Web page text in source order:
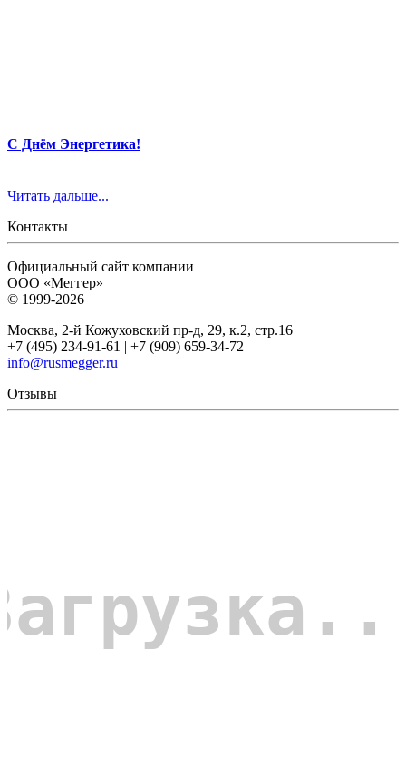
С Днём Энергетика!
Читать дальше...
Контакты
Официальный сайт компании
ООО «Меггер»
© 1999-2026
Москва, 2-й Кожуховский пр-д, 29, к.2, стр.16
+7 (495) 234-91-61 | +7 (909) 659-34-72
info@rusmegger.ru
Отзывы